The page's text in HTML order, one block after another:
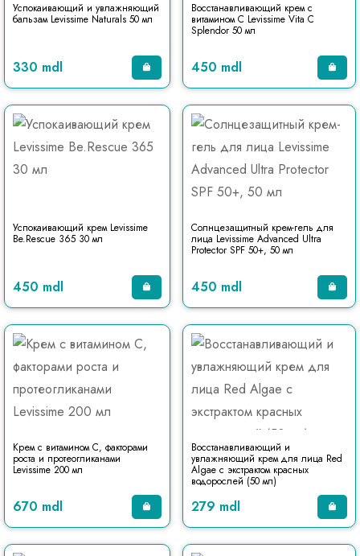
Успокаивающий и увлажняющий
бальзам Levissime Naturals 50 мл
330 mdl
Восстанавливающий крем с
витамином С Levissime Vita C
Splendor 50 мл
450 mdl
Успокаивающий крем Levissime
Be.Rescue 365 30 мл
450 mdl
Солнцезащитный крем-гель для
лица Levissime Advanced Ultra
Protector SPF 50+, 50 мл
450 mdl
Крем с витамином С, факторами
роста и протеогликанами
Levissime 200 мл
670 mdl
Восстанавливающий и
увлажняющий крем для лица Red
Algae с экстрактом красных
водорослей (50 мл)
279 mdl